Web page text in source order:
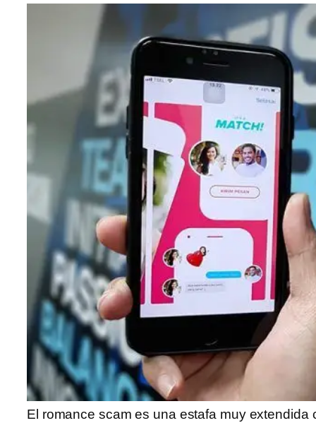
El romance scam es una estafa muy